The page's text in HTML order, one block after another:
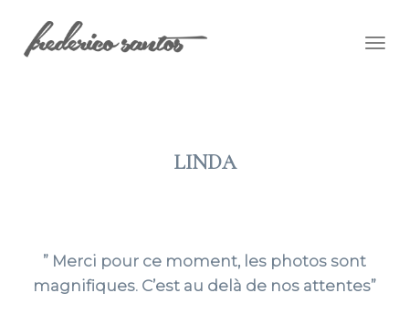
LINDA
” Merci pour ce moment, les photos sont
magnifiques. C’est au delà de nos attentes”